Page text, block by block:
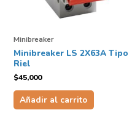
Minibreaker
Minibreaker LS 2X63A Tipo
Riel
$45,000
Añadir al carrito